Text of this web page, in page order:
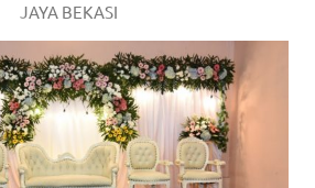
JAYA BEKASI